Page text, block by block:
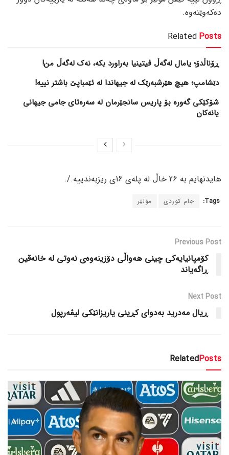
دەکەوێتەوە.
Related Posts
ڕۆناڵدۆ؛ یامال لەگەڵ ڤیتینیا بەراورد بکە، نەک لەگەڵ من!
دێشامپ؛ هیچ هێرشبەرێک لە جیهاندا لە ئێمباپێ باشتر نییە!
شۆکێکی گەورە بۆ پاریس سانجێرمان لە سەرەتای جامی جیهانی
یانەکان
هایدنهایم بە 26 خاڵ لە پلەی 16ی ریزبەندییە./.
Tags: جام کوردی مولێر
Previous Post
کۆمپانیایەکی چینی هەواڵی دۆزینەوەی نەوتی لە خانەقین
ڕاگەیاند
Next Post
ڕیال مەدرید بەدوای کڕینی یاریزانێکی لیڤەرپول
RelatedPosts